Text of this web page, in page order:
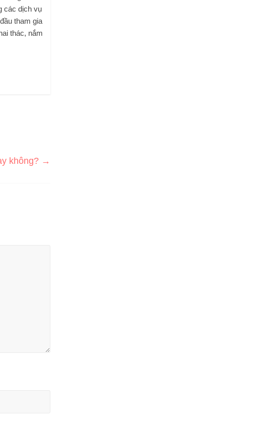
các dịch vụ
tham gia
thác, nắm
không? →